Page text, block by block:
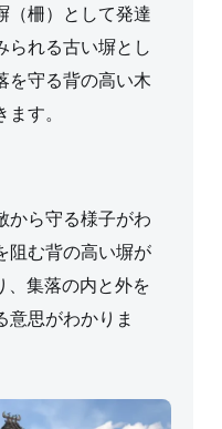
（柵）として発達
られる古い塀とし
を守る背の高い木
す。
から守る様子がわ
阻む背の高い塀が
、集落の内と外を
意思がわかりま